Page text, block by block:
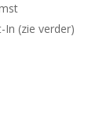
(zie verder)